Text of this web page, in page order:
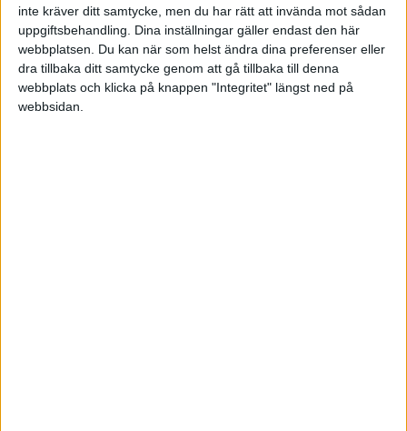
inte kräver ditt samtycke, men du har rätt att invända mot sådan
uppgiftsbehandling. Dina inställningar gäller endast den här
webbplatsen. Du kan när som helst ändra dina preferenser eller
dra tillbaka ditt samtycke genom att gå tillbaka till denna
webbplats och klicka på knappen "Integritet" längst ned på
webbsidan.
Salle 5 Januari 2024 17:40
53